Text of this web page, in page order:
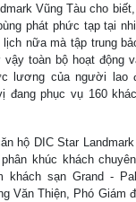
Vũng Tàu cho
phát phức tạp tại
lịch nữa mà tập trung
vậy toàn bộ hoạt động
lương của người lao
đang phục vụ 160
hộ DIC Star
khúc khách
khách sạn Grand -
Văn Thiện, Phó Giám